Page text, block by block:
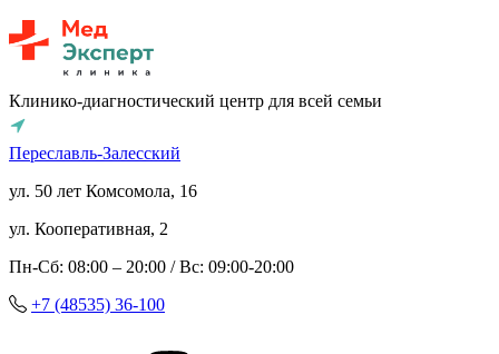
Клинико-диагностический центр для всей семьи
Переславль-Залесский
ул. 50 лет Комсомола, 16
ул. Кооперативная, 2
Пн-Сб: 08:00 – 20:00 / Вс: 09:00-20:00
+7 (48535) 36-100